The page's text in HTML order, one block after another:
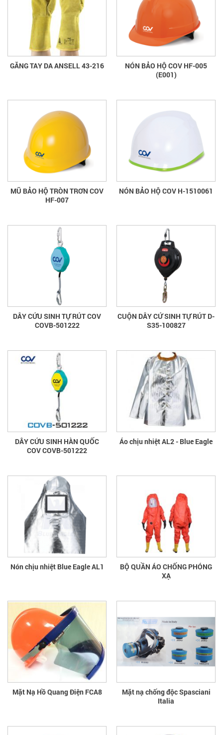
GĂNG TAY DA ANSELL 43-216
NÓN BẢO HỘ COV HF-005
(E001)
MŨ BẢO HỘ TRÒN TRƠN COV
HF-007
NÓN BẢO HỘ COV H-1510061
DÂY CỨU SINH TỰ RÚT COV
COVB-501222
CUỘN DÂY CỨ SINH TỰ RÚT D-
S35-100827
DÂY CỨU SINH HÀN QUỐC
COV COVB-501222
Áo chịu nhiệt AL2 - Blue Eagle
Nón chịu nhiệt Blue Eagle AL1
BỘ QUẦN ÁO CHỐNG PHÓNG
XẠ
Mặt Nạ Hồ Quang Điện FCA8
Mặt nạ chống độc Spasciani
Italia